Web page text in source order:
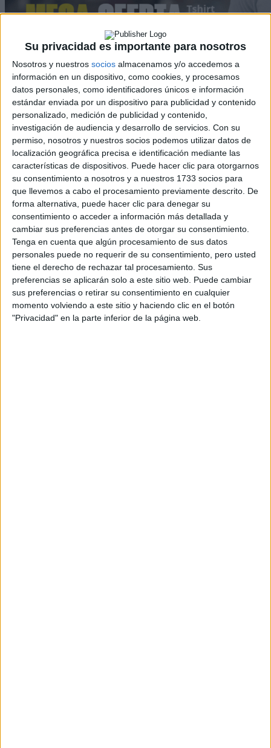
Su privacidad es importante para nosotros
Nosotros y nuestros socios almacenamos y/o accedemos a
información en un dispositivo, como cookies, y procesamos
datos personales, como identificadores únicos e información
estándar enviada por un dispositivo para publicidad y contenido
personalizado, medición de publicidad y contenido,
investigación de audiencia y desarrollo de servicios. Con su
permiso, nosotros y nuestros socios podemos utilizar datos de
localización geográfica precisa e identificación mediante las
características de dispositivos. Puede hacer clic para otorgarnos
su consentimiento a nosotros y a nuestros 1733 socios para
que llevemos a cabo el procesamiento previamente descrito. De
forma alternativa, puede hacer clic para denegar su
consentimiento o acceder a información más detallada y
cambiar sus preferencias antes de otorgar su consentimiento.
Tenga en cuenta que algún procesamiento de sus datos
personales puede no requerir de su consentimiento, pero usted
tiene el derecho de rechazar tal procesamiento. Sus
preferencias se aplicarán solo a este sitio web. Puede cambiar
sus preferencias o retirar su consentimiento en cualquier
momento volviendo a este sitio y haciendo clic en el botón
"Privacidad" en la parte inferior de la página web.
Rallyes
WRC
S-CER
ERC
CERA
CERT
Internacionales
Campeonatos Autonómicos
Históricos
Dakar
RallyCross
Circuitos
F1
Fórmula E
F2 / F3 / F4
Resistencia
Indycar
Otros